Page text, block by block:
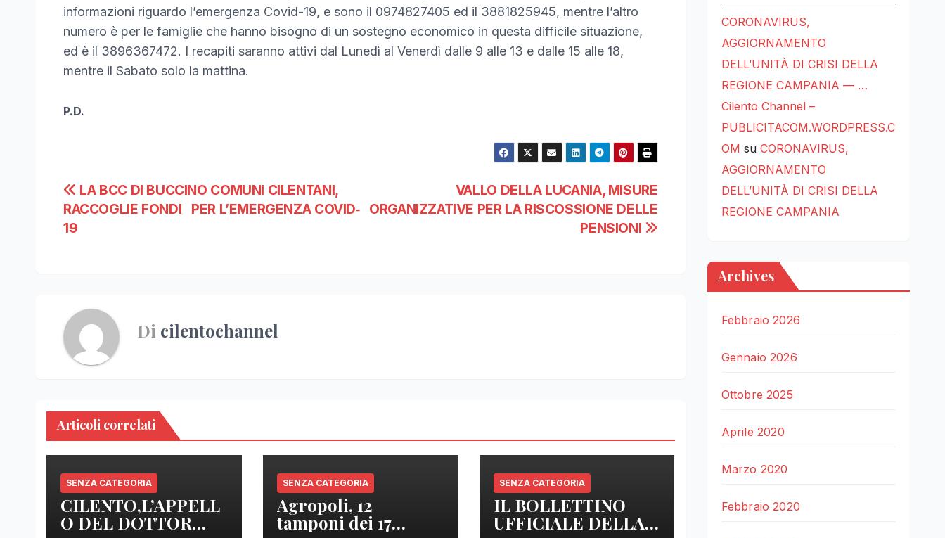
informazioni riguardo l’emergenza Covid-19, e sono il 0974827405 ed il 3881825945, mentre l’altro
numero è per le famiglie che hanno bisogno di un sostegno economico in questa difficile situazione,
ed è il 3896367472. I recapiti saranno attivi dal Lunedì al Venerdì dalle 9 alle 13 e dalle 15 alle 18,
mentre il Sabato solo la mattina.
P.D.
Navigazione
articoli
VALLO DELLA LUCANIA, MISURE
ORGANIZZATIVE PER LA RISCOSSIONE DELLE
PENSIONI
LA BCC DI BUCCINO COMUNI CILENTANI,
RACCOGLIE FONDI PER L’EMERGENZA COVID‐
19
Di cilentochannel
Articoli correlati
SENZA CATEGORIA
CILENTO,L’APPELL
O DEL DOTTOR
SENZA CATEGORIA
Agropoli, 12
tamponi dei 17
SENZA CATEGORIA
IL BOLLETTINO
UFFICIALE DELLA
CORONAVIRUS,
AGGIORNAMENTO
DELL’UNITÀ DI CRISI DELLA
REGIONE CAMPANIA — …
Cilento Channel –
PUBLICITACOM.WORDPRESS.C
OM su CORONAVIRUS,
AGGIORNAMENTO
DELL’UNITÀ DI CRISI DELLA
REGIONE CAMPANIA
Archives
Febbraio 2026
Gennaio 2026
Ottobre 2025
Aprile 2020
Marzo 2020
Febbraio 2020